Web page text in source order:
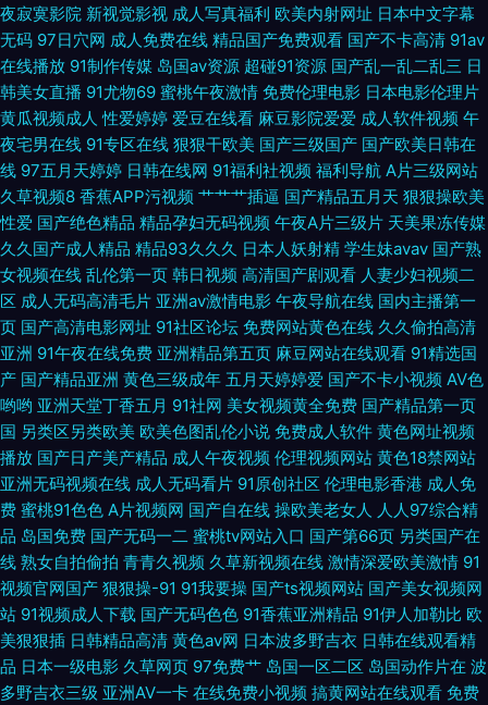
色导航 91激情性交社区 成人91蜜臀 狼人干六区不卡 婷婷五月天性爱色图 91
啦熟女视频 91小视频黄 婷婷深爱五月激情 91丝袜拍拍 国精产久久无语∨A
四虎yy8848 91高跟丝袜福利导航 俺也去av 久久伊人无码青青草 午夜福利
啊v网 91内操 东方AV最新 综合免费产品精品首页 国产6页 日韩殴美色图 91
福利视频网址 岛国v片在线看 欧美性片久久网 AV大香蕉久久 极品伪娘TS 91
蝌蚪色情 夜间肏屄免费 草久久一区 久久瑟5 五月花社区午夜 91在线观看免
费蜜桃 精品国产国偷在线观看 四虎AV电影 91性生活剧场 在线小视频 国内久
久精品 色五月14p 91视屏观看 国产岳母理论9 先锋资源女同 91社区入口 激
情小说五月天婷婷网 色导航免费在线视频 福利社免费体验黄 日韩精品久久
成人无码 91国产网站 国产精品久久日 亚州成人乱洲伦 91天堂网址 www欧
美日韩成人黄 91性爱直播 激情都市瑟瑟瑟 视频列表国产传媒 91精选一起看
国产ab自拍 91探花网站 宅福利91视频 欧洲久久 91传媒国产吴梦梦 东京热
淫视频在线观看 色精品国产 91日韩高清 激情综合色网 天天干天天狠狠日 91
夜寂寞影院 新视觉影视 成人写真福利 欧美内射网址 日本中文字幕
无码 97日穴网 成人免费在线 精品国产免费观看 国产不卡高清 91av
在线播放 91制作传媒 岛国av资源 超碰91资源 国产乱一乱二乱三 日
韩美女直播 91尤物69 蜜桃午夜激情 免费伦理电影 日本电影伦理片
黄瓜视频成人 性爱婷婷 爱豆在线看 麻豆影院爱爱 成人软件视频 午
夜宅男在线 91专区在线 狠狠干欧美 国产三级国产 国产欧美日韩在
线 97五月天婷婷 日韩在线网 91福利社视频 福利导航 A片三级网站
久草视频8 香蕉APP污视频 艹艹艹插逼 国产精品五月天 狠狠操欧美
性爱 国产绝色精品 精品孕妇无码视频 午夜A片三级片 天美果冻传媒
久久国产成人精品 精品93久久久 日本人妖射精 学生妹avav 国产熟
女视频在线 乱伦第一页 韩日视频 高清国产剧观看 人妻少妇视频二
区 成人无码高清毛片 亚洲av激情电影 午夜导航在线 国内主播第一
页 国产高清电影网址 91社区论坛 免费网站黄色在线 久久偷拍高清
亚洲 91午夜在线免费 亚洲精品第五页 麻豆网站在线观看 91精选国
产 国产精品亚洲 黄色三级成年 五月天婷婷爱 国产不卡小视频 AV色
哟哟 亚洲天堂丁香五月 91社网 美女视频黄全免费 国产精品第一页
国 另类区另类欧美 欧美色图乱伦小说 免费成人软件 黄色网址视频
播放 国产日产美产精品 成人午夜视频 伦理视频网站 黄色18禁网站
亚洲无码视频在线 成人无码看片 91原创社区 伦理电影香港 成人免
费 蜜桃91色色 A片视频网 国产自在线 操欧美老女人 人人97综合精
品 岛国免费 国产无码一二 蜜桃tv网站入口 国产第66页 另类国产在
线 熟女自拍偷拍 青青久视频 久草新视频在线 激情深爱欧美激情 91
视频官网国产 狠狠操-91 91我要操 国产ts视频网站 国产美女视频网
站 91视频成人下载 国产无码色色 91香蕉亚洲精品 91伊人加勒比 欧
美狠狠插 日韩精品高清 黄色av网 日本波多野吉衣 日韩在线观看精
品 日本一级电影 久草网页 97免费艹 岛国一区二区 岛国动作片在 波
多野吉衣三级 亚洲AV一卡 在线免费小视频 搞黄网站在线观看 免费